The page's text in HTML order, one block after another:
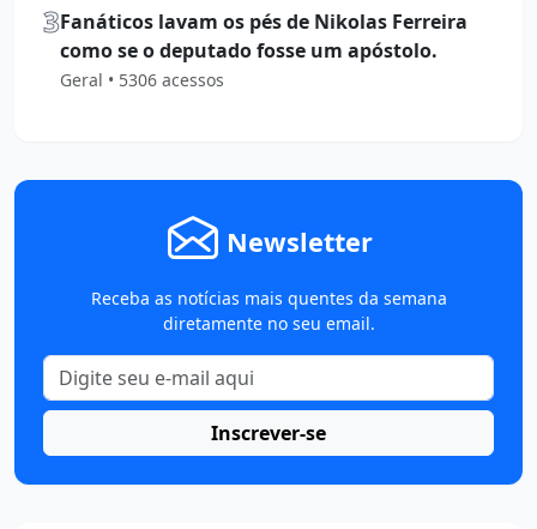
3Fanáticos lavam os pés de Nikolas Ferreira
como se o deputado fosse um apóstolo.
Geral • 5306 acessos
Newsletter
Receba as notícias mais quentes da semana
diretamente no seu email.
Inscrever-se